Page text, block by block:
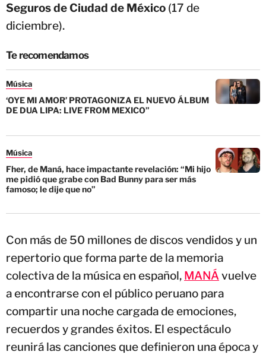
Seguros de Ciudad de México (17 de
diciembre).
Te recomendamos
Música
‘OYE MI AMOR’ PROTAGONIZA EL NUEVO ÁLBUM
DE DUA LIPA: LIVE FROM MEXICO”
Música
Fher, de Maná, hace impactante revelación: “Mi hijo
me pidió que grabe con Bad Bunny para ser más
famoso; le dije que no”
Con más de 50 millones de discos vendidos y un
repertorio que forma parte de la memoria
colectiva de la música en español, MANÁvuelve
a encontrarse con el público peruano para
compartir una noche cargada de emociones,
recuerdos y grandes éxitos. El espectáculo
reunirá las canciones que definieron una época y